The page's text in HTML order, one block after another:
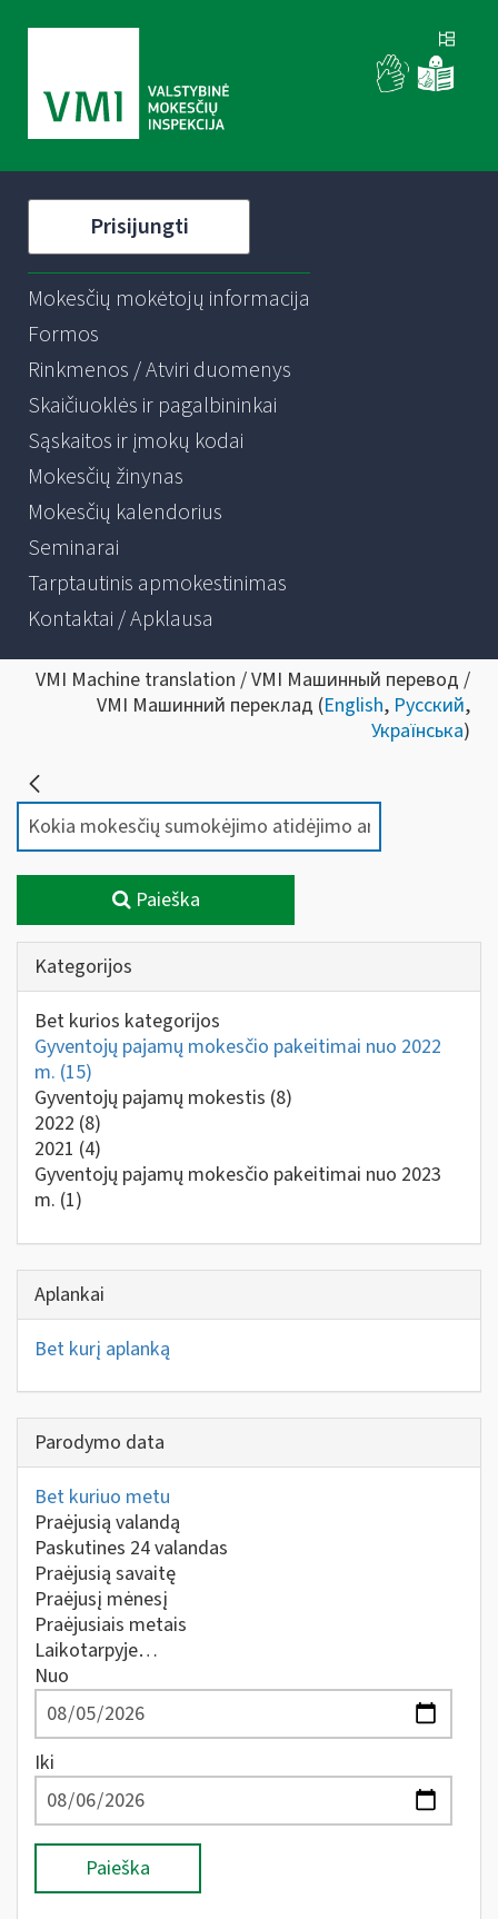
Prisijungti
Mokesčių mokėtojų informacija
Formos
Rinkmenos / Atviri duomenys
Skaičiuoklės ir pagalbininkai
Sąskaitos ir įmokų kodai
Mokesčių žinynas
Mokesčių kalendorius
Seminarai
Tarptautinis apmokestinimas
Kontaktai / Apklausa
VMI Machine translation / VMI Машинный перевод /
VMI Машинний переклад (English, Русский,
Українська)
Paieška
Kategorijos
Bet kurios kategorijos
Gyventojų pajamų mokesčio pakeitimai nuo 2022
m. (15)
Gyventojų pajamų mokestis (8)
2022 (8)
2021 (4)
Gyventojų pajamų mokesčio pakeitimai nuo 2023
m. (1)
Aplankai
Bet kurį aplanką
Parodymo data
Bet kuriuo metu
Praėjusią valandą
Paskutines 24 valandas
Praėjusią savaitę
Praėjusį mėnesį
Praėjusiais metais
Laikotarpyje…
Nuo
Iki
Paieška